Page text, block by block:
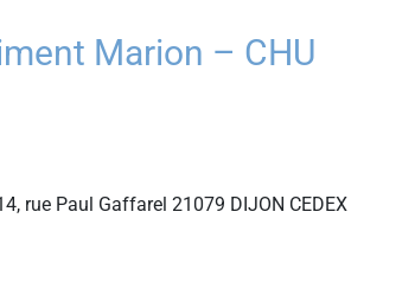
Marion – CHU
rue Paul Gaffarel 21079 DIJON CEDEX